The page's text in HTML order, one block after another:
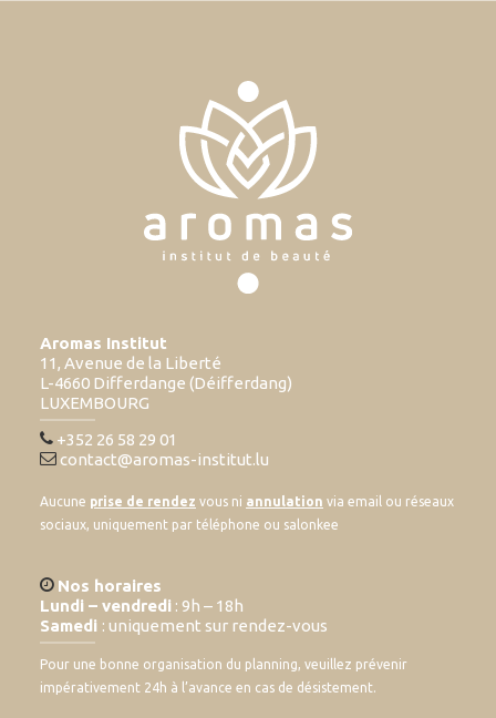
Aromas Institut
11, Avenue de la Liberté
L-4660 Differdange (Déifferdang)
LUXEMBOURG
+352 26 58 29 01
contact@aromas-institut.lu
Aucune prise de rendez vous ni annulation via email ou réseaux
sociaux, uniquement par téléphone ou salonkee
Nos horaires
Lundi – vendredi : 9h – 18h
Samedi : uniquement sur rendez-vous
Pour une bonne organisation du planning, veuillez prévenir
impérativement 24h à l’avance en cas de désistement.